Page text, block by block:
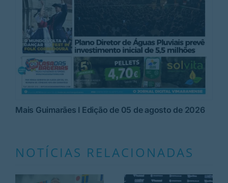
Mais Guimarães I Edição de 05 de agosto de 2026
NOTÍCIAS RELACIONADAS